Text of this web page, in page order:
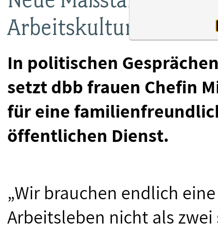
Arbeitskultur setzen
In politischen
setzt dbb frauen Chefin
für eine
öffentlichen Dienst.
„Wir brauchen endlich
Arbeitsleben nicht als